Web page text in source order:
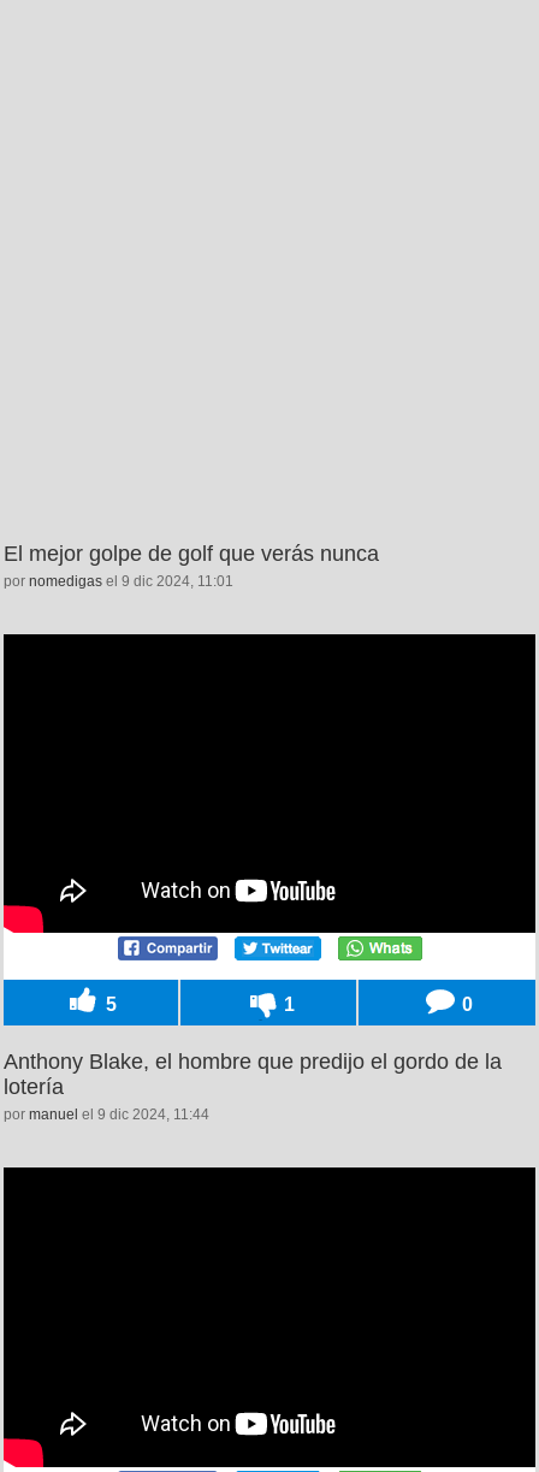
El mejor golpe de golf que verás nunca
por nomedigas el 9 dic 2024, 11:01
5 1 0
Anthony Blake, el hombre que predijo el gordo de la
lotería
por manuel el 9 dic 2024, 11:44